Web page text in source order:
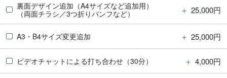
裏面デザイン追加（A4サイズなど追加用）
（両面チラシ／3つ折りパンフなど）
＋ 25,000円
A3・B4サイズ変更追加 ＋ 25,000円
ビデオチャットによる打ち合わせ（30分） ＋ 4,000円